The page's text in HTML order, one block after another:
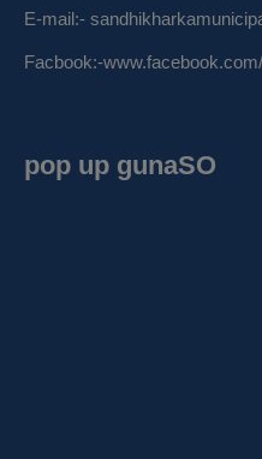
E-mail:-
Facbook:-
pop up gunaSO